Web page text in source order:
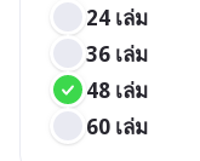
24 เล่ม
36 เล่ม
48 เล่ม
60 เล่ม